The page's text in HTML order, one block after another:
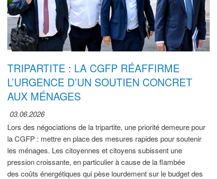
TRIPARTITE : LA CGFP RÉAFFIRME
L’URGENCE D’UN SOUTIEN CONCRET
AUX MÉNAGES
03.06.2026
Lors des négociations de la tripartite, une priorité demeure pour
la CGFP : mettre en place des mesures rapides pour soutenir
les ménages. Les citoyennes et citoyens subissent une
pression croissante, en particulier à cause de la flambée
des coûts énergétiques qui pèse lourdement sur le budget des